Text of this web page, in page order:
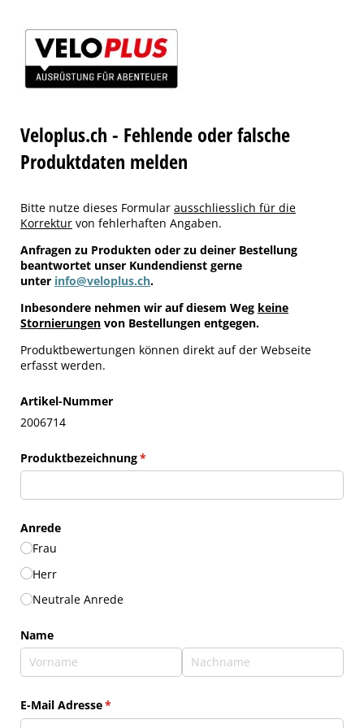
Veloplus.ch - Fehlende oder falsche
Produktdaten melden
Bitte nutze dieses Formular ausschliesslich für die
Korrektur von fehlerhaften Angaben.
Anfragen zu Produkten oder zu deiner Bestellung
beantwortet unser Kundendienst gerne
unter info@veloplus.ch.
Inbesondere nehmen wir auf diesem Weg keine
Stornierungen von Bestellungen entgegen.
Produktbewertungen können direkt auf der Webseite
erfasst werden.
Artikel-Nummer
2006714
Produktbezeichnung*
(erforderlich)
Anrede
Frau
Herr
Neutrale Anrede
Name
E-Mail Adresse*
(erforderlich)